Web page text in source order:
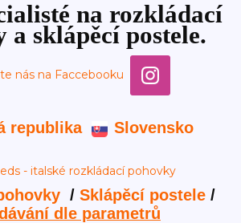
na rozkládací
a sklápěcí postele.
republika Slovensko
/ Sklápěcí postele/
dle parametrů